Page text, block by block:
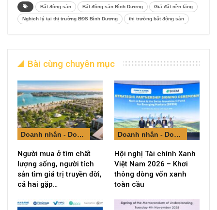
Bất động sản Bất động sản Bình Dương Giá đất nền tăng
Nghịch lý tại thị trường BĐS Bình Dương thị trường bất động sản
Bài cùng chuyên mục
Doanh nhân - Doanh nghiệp
Người mua ở tìm chất
lượng sống, người tích
sản tìm giá trị truyền đời,
cả hai gặp…
Doanh nhân - Doanh nghiệp
Hội nghị Tài chính Xanh
Việt Nam 2026 – Khơi
thông dòng vốn xanh
toàn cầu